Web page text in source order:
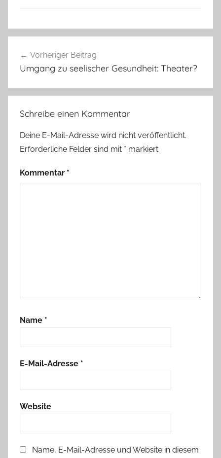
Vorheriger Beitrag
Umgang zu seelischer Gesundheit: Theater?
Schreibe einen Kommentar
Deine E-Mail-Adresse wird nicht veröffentlicht.
Erforderliche Felder sind mit * markiert
Kommentar *
Name *
E-Mail-Adresse *
Website
Name, E-Mail-Adresse und Website in diesem